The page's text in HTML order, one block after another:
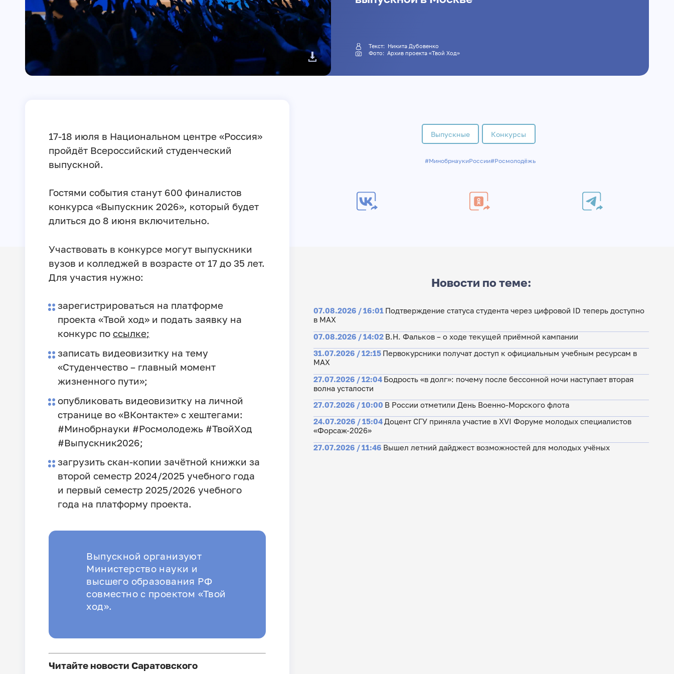
Текст: Никита Дубовенко
Фото: Архив проекта «Твой Ход»
17-18 июля в Национальном центре «Россия»
пройдёт Всероссийский студенческий
выпускной.
Гостями события станут 600 финалистов
конкурса «Выпускник 2026», который будет
длиться до 8 июня включительно.
Участвовать в конкурсе могут выпускники
вузов и колледжей в возрасте от 17 до 35 лет.
Для участия нужно:
зарегистрироваться на платформе
проекта «Твой ход» и подать заявку на
конкурс поссылке;
записать видеовизитку на тему
«Студенчество – главный момент
жизненного пути»;
опубликовать видеовизитку на личной
странице во «ВКонтакте» с хештегами:
#Минобрнауки #Росмолодежь #ТвойХод
#Выпускник2026;
загрузить скан-копии зачётной книжки за
второй семестр 2024/2025 учебного года
и первый семестр 2025/2026 учебного
года на платформу проекта.
Выпускной организуют
Министерство науки и
высшего образования РФ
совместно с проектом «Твой
ход».
Читайте новости Саратовского
Выпускные Конкурсы
#МинобрнаукиРоссии#Росмолодёжь
Новости по теме:
07.08.2026 / 16:01 Подтверждение статуса студента через цифровой ID теперь доступно
в МАХ
07.08.2026 / 14:02 В.Н. Фальков – о ходе текущей приёмной кампании
31.07.2026 / 12:15 Первокурсники получат доступ к официальным учебным ресурсам в
МАХ
27.07.2026 / 12:04 Бодрость «в долг»: почему после бессонной ночи наступает вторая
волна усталости
27.07.2026 / 10:00 В России отметили День Военно-Морского флота
24.07.2026 / 15:04Доцент СГУ приняла участие в XVI Форуме молодых специалистов
«Форсаж-2026»
27.07.2026 / 11:46 Вышел летний дайджест возможностей для молодых учёных